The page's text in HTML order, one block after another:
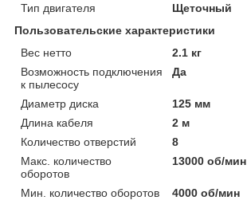
Тип двигателя
Щеточный
Пользовательские характеристики
Вес нетто
2.1 кг
Возможность подключения
к пылесосу
Да
Диаметр диска
125 мм
Длина кабеля
2 м
Количество отверстий
8
Макс. количество
оборотов
13000 об/мин
Мин. количество оборотов
4000 об/мин